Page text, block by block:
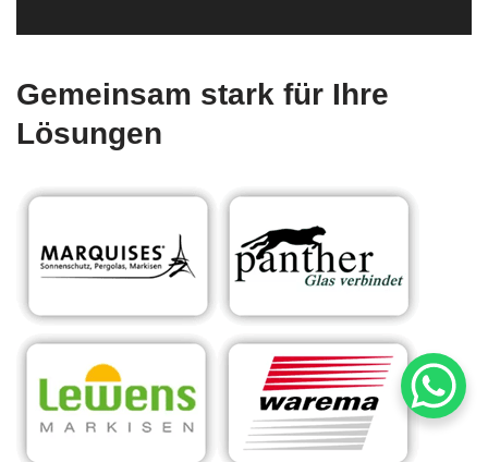
Gemeinsam stark für Ihre
Lösungen